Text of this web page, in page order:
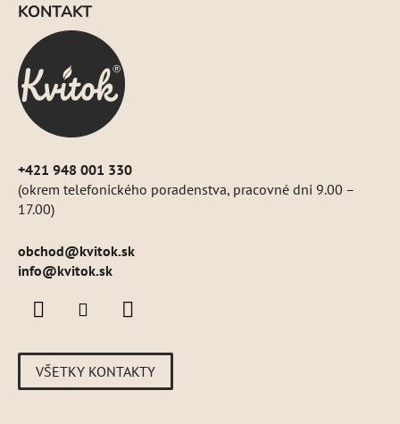
KONTAKT
+421 948 001 330
(okrem telefonického poradenstva, pracovné dni 9.00 –
17.00)
obchod@kvitok.sk
info@kvitok.sk
VŠETKY KONTAKTY